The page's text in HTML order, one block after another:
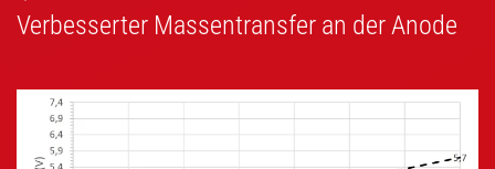
Verbesserter Massentransfer an der Anode